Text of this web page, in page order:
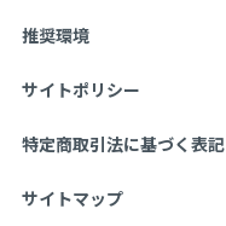
推奨環境
サイトポリシー
特定商取引法に基づく表記
サイトマップ